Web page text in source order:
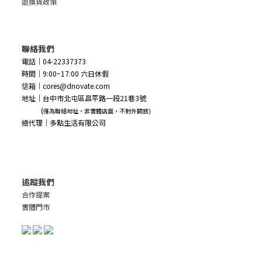
聯絡我們
電話｜04-22337373
時間｜9:00~17:00 六日休假
信箱｜cores@dnovate.com
地址｜台中市北屯區昌平路一段21巷3號
(僅為聯絡地址，非實體店面，不對外開放)
總代理｜多點生活有限公司
追蹤我們
合作提案
實體門市